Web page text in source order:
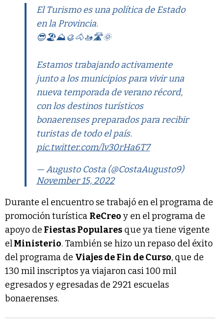
El Turismo es una política de Estado
en la Provincia.
😎🏖️⛰️🥮🐴🚤🛣️🌞
Estamos trabajando activamente
junto a los municipios para vivir una
nueva temporada de verano récord,
con los destinos turísticos
bonaerenses preparados para recibir
turistas de todo el país.
pic.twitter.com/lv30rHa6T7
— Augusto Costa (@CostaAugusto9)
November 15, 2022
Durante el encuentro se trabajó en el programa de
promoción turística ReCreo y en el programa de
apoyo de Fiestas Populares que ya tiene vigente
elMinisterio. También se hizo un repaso del éxito
del programa de Viajes de Fin de Curso, que de
130 mil inscriptos ya viajaron casi 100 mil
egresados y egresadas de 2921 escuelas
bonaerenses.